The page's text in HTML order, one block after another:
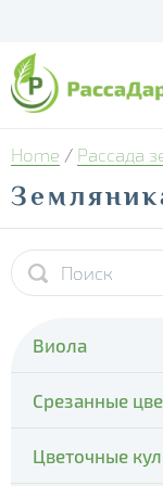
Home / Рассада
Виола
- Cello Deep
- Colossus
Срезанные
- Тюльпаны
Цветочные